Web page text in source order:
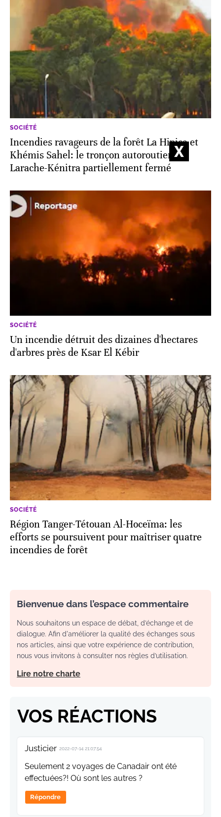
SOCIÉTÉ
Incendies ravageurs de la forêt La Hipica et
Khémis Sahel: le tronçon autoroutier
Larache-Kénitra partiellement fermé
SOCIÉTÉ
Un incendie détruit des dizaines d'hectares
d'arbres près de Ksar El Kébir
SOCIÉTÉ
Région Tanger-Tétouan Al-Hoceïma: les
efforts se poursuivent pour maîtriser quatre
incendies de forêt
Bienvenue dans l’espace commentaire
Nous souhaitons un espace de débat, d’échange et de
dialogue. Afin d'améliorer la qualité des échanges sous
nos articles, ainsi que votre expérience de contribution,
nous vous invitons à consulter nos règles d’utilisation.
Lire notre charte
VOS RÉACTIONS
Justicier 2022-07-14 21:07:54
Seulement 2 voyages de Canadair ont été
effectuées?! Où sont les autres ?
Répondre